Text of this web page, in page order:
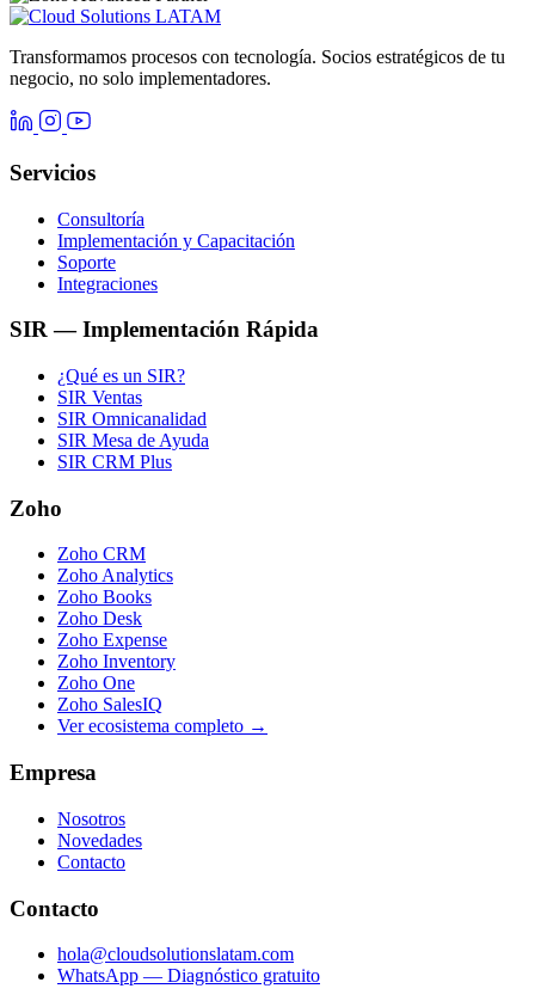
Transformamos procesos con tecnología. Socios estratégicos de tu
negocio, no solo implementadores.
Servicios
Consultoría
Implementación y Capacitación
Soporte
Integraciones
SIR — Implementación Rápida
¿Qué es un SIR?
SIR Ventas
SIR Omnicanalidad
SIR Mesa de Ayuda
SIR CRM Plus
Zoho
Zoho CRM
Zoho Analytics
Zoho Books
Zoho Desk
Zoho Expense
Zoho Inventory
Zoho One
Zoho SalesIQ
Ver ecosistema completo →
Empresa
Nosotros
Novedades
Contacto
Contacto
hola@cloudsolutionslatam.com
WhatsApp — Diagnóstico gratuito